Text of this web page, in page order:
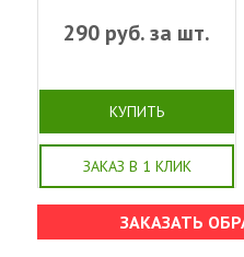
290 руб. за шт.
КУПИТЬ
ЗАКАЗ В 1 КЛИК
ЗАКАЗАТЬ